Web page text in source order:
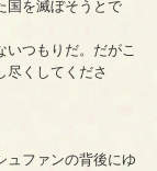
国を滅ぼそうとで
いつもりだ。だがこ
尽くしてくださ
ファンの背後にゆ